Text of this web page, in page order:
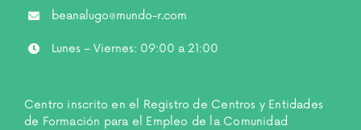
beanalugo@mundo-r.com
Lunes – Viernes: 09:00 a 21:00
Centro inscrito en el Registro de Centros y Entidades
de Formación para el Empleo de la Comunidad